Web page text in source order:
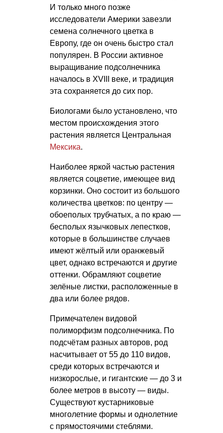
И только много позже
исследователи Америки завезли
семена солнечного цветка в
Европу, где он очень быстро стал
популярен. В России активное
выращивание подсолнечника
началось в XVIII веке, и традиция
эта сохраняется до сих пор.
Биологами было установлено, что
местом происхождения этого
растения является Центральная
Мексика.
Наиболее яркой частью растения
является соцветие, имеющее вид
корзинки. Оно состоит из большого
количества цветков: по центру —
обоеполых трубчатых, а по краю —
бесполых язычковых лепестков,
которые в большинстве случаев
имеют жёлтый или оранжевый
цвет, однако встречаются и другие
оттенки. Обрамляют соцветие
зелёные листки, расположенные в
два или более рядов.
Примечателен видовой
полиморфизм подсолнечника. По
подсчётам разных авторов, род
насчитывает от 55 до 110 видов,
среди которых встречаются и
низкорослые, и гигантские — до 3 и
более метров в высоту — виды.
Существуют кустарниковые
многолетние формы и однолетние
с прямостоячими стеблями.